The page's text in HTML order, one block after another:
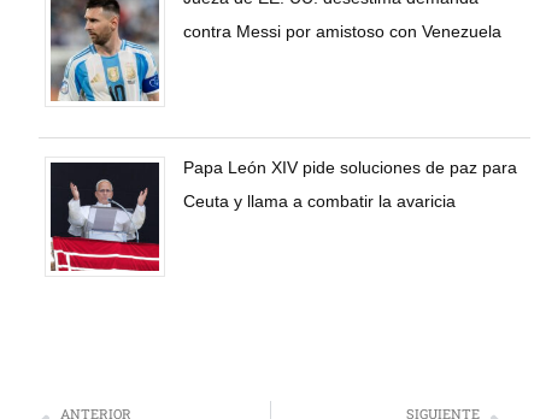
contra Messi por amistoso con Venezuela
Papa León XIV pide soluciones de paz para
Ceuta y llama a combatir la avaricia
ANTERIOR SIGUIENTE